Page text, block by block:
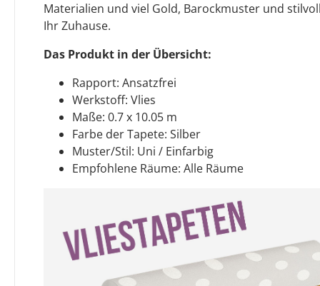
Materialien und viel Gold, Barockmuster und
Ihr Zuhause.
Das Produkt in der Übersicht:
Rapport: Ansatzfrei
Werkstoff: Vlies
Maße: 0.7 x 10.05 m
Farbe der Tapete: Silber
Muster/Stil: Uni / Einfarbig
Empfohlene Räume: Alle Räume